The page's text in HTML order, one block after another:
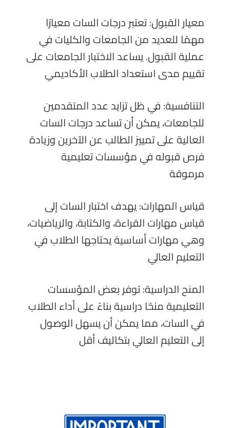
مهمًا للعديد من الجامعات والكليات في
عملية القبول. يساعد الاختبار الجامعات على
تقييم مدى استعداد الطلاب الأكاديمي
للجامعات، يمكن أن تساعد درجات السات
العالية على تمييز الطالب عن الآخرين وزيادة
فرص قبوله في مؤسسات تعليمية
مرموقة
قياس المهارات: يهدف اختبار السات إلى
قياس مهارات القراءة، والكتابة، والرياضيات،
وهي مهارات أساسية يحتاجها الطلاب في
التعليم العالي
المنح الدراسية: توفر بعض المؤسسات
التعليمية منحًا دراسية بناءً على أداء الطلاب
في السات، مما يمكن أن يسهل الوصول
إلى التعليم العالي بتكاليف أقل